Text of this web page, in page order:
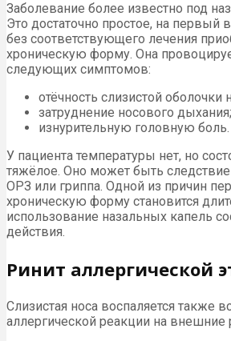
Заболевание более известно под
Это достаточно простое, на первый
без соответствующего лечения
хроническую форму. Она
следующих симптомов:
отёчность слизистой оболочки
затруднение носового дыхания;
изнурительную головную боль.
У пациента температуры нет, но
тяжёлое. Оно может быть
ОРЗ или гриппа. Одной из причин
хроническую форму становится
использование назальных капель
действия.
Ринит аллергической
Слизистая носа воспаляется также
аллергической реакции на внешние